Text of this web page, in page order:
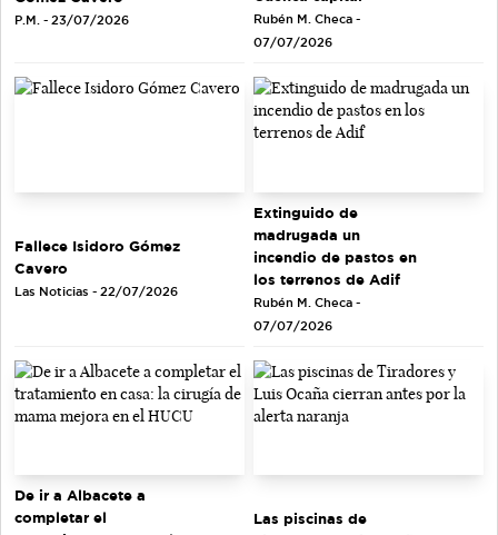
P.M. - 23/07/2026
Rubén M. Checa -
07/07/2026
Fallece Isidoro Gómez
Cavero
Las Noticias - 22/07/2026
Extinguido de
madrugada un
incendio de pastos en
los terrenos de Adif
Rubén M. Checa -
07/07/2026
De ir a Albacete a
completar el
Las piscinas de